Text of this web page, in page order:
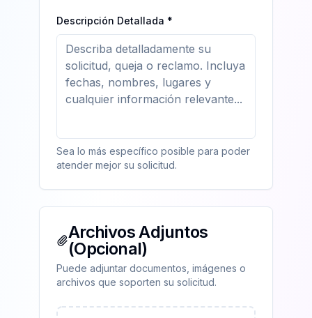
Descripción Detallada *
Sea lo más específico posible para poder
atender mejor su solicitud.
Archivos Adjuntos
(Opcional)
Puede adjuntar documentos, imágenes o
archivos que soporten su solicitud.